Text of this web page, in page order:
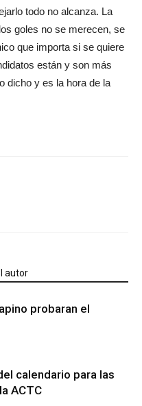
todo no alcanza. La
goles no se merecen, se
que importa si se quiere
están y son más
dicho y es la hora de la
autor
probaran el
calendario para las
ACTC